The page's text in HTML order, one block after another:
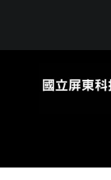
主